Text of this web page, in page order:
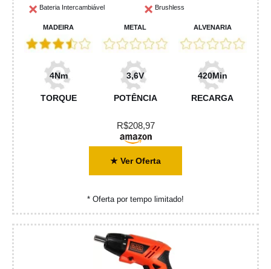
Bateria Intercambiável Brushless
MADEIRA METAL ALVENARIA
4Nm
TORQUE
3,6V
POTÊNCIA
420Min
RECARGA
R$208,97
★ Ver Oferta
* Oferta por tempo limitado!